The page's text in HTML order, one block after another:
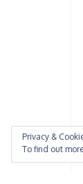
Privacy &
To find out